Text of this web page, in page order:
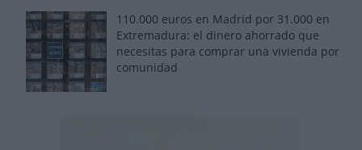
110.000 euros en Madrid por 31.000 en
Extremadura: el dinero ahorrado que
necesitas para comprar una vivienda por
comunidad